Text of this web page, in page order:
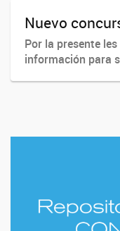
Nuevo
Por la presente
información para